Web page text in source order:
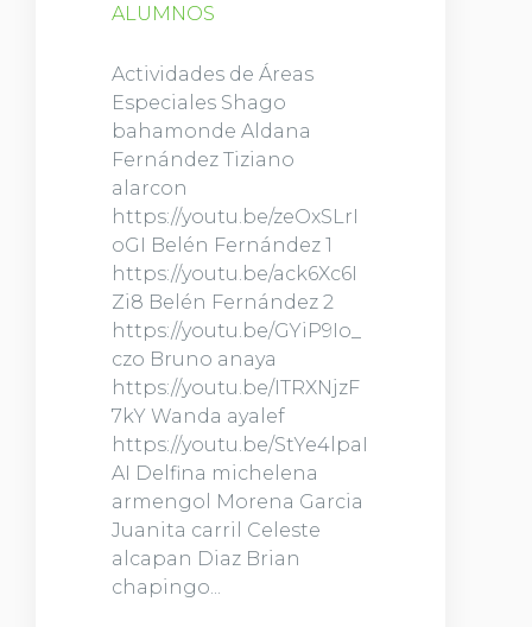
ALUMNOS
Actividades de Áreas
Especiales Shago
bahamonde Aldana
Fernández Tiziano
alarcon
https://youtu.be/zeOxSLrI
oGI Belén Fernández 1
https://youtu.be/ack6Xc6I
Zi8 Belén Fernández 2
https://youtu.be/GYiP9Io_
czo Bruno anaya
https://youtu.be/ITRXNjzF
7kY Wanda ayalef
https://youtu.be/StYe4lpaI
AI Delfina michelena
armengol Morena Garcia
Juanita carril Celeste
alcapan Diaz Brian
chapingo...